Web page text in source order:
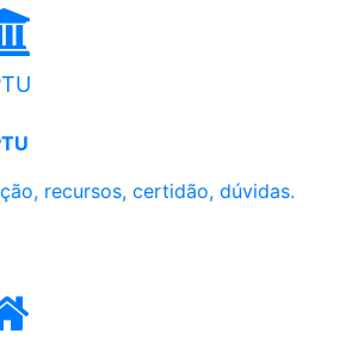
recursos, certidão, dúvidas.